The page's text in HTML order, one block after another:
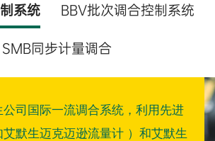
系统 BBV批次调合控制系统
SMB同步计量调合
司国际一流调合系统，利用先进
默生迈克迈逊流量计 ）和艾默生